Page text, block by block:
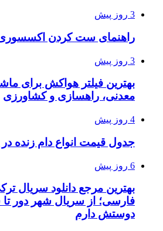
3 روز پیش
راهنمای ست کردن اکسسوری
3 روز پیش
بهترین فیلتر هواکش برای
معدنی، راهسازی و کشاورزی
4 روز پیش
جدول قیمت انواع دام زنده
6 روز پیش
بهترین مرجع دانلود سریال
فارسی؛ از سریال شهر دور
دوستش دارم